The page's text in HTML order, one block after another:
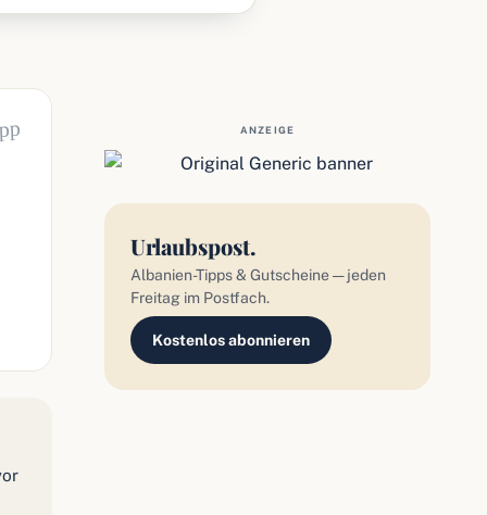
ANZEIGE
Urlaubspost.
Albanien-Tipps & Gutscheine — jeden
Freitag im Postfach.
Kostenlos abonnieren